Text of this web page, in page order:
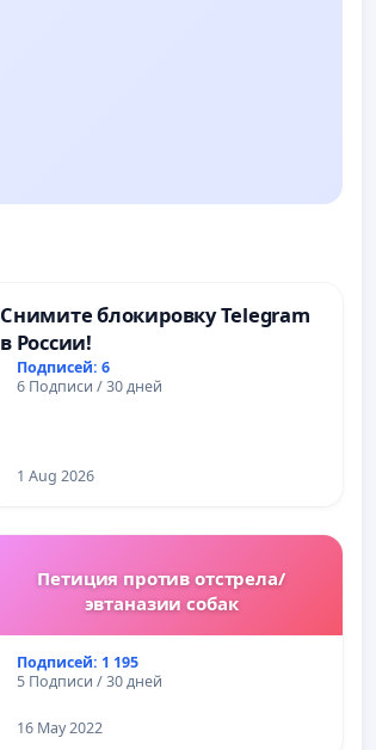
Снимите блокировку Telegram
в России!
Подписей: 6
6 Подписи / 30 дней
1 Aug 2026
Петиция против отстрела/
эвтаназии собак
Подписей: 1 195
5 Подписи / 30 дней
16 May 2022